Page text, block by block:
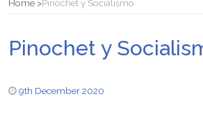
Postura oportunista trotskista
Home Pinochet y Socialismo
Pinochet y
9th December 2020